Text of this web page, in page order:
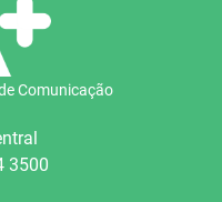
Comunicação
3500